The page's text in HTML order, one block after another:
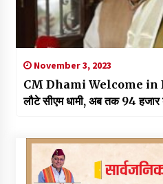
November 3, 2023
CM Dhami Welcome in
लौटे सीएम धामी, अब तक 94